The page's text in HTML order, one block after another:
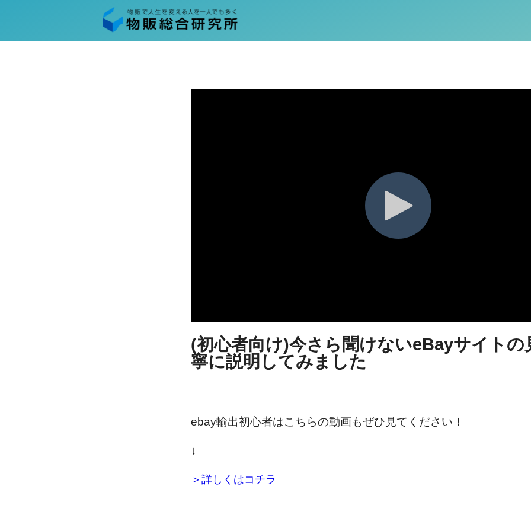
(初心者向け)今さら聞けないeBayサイトの
寧に説明してみました
ebay輸出初心者はこちらの動画もぜひ見てください！
↓
＞詳しくはコチラ